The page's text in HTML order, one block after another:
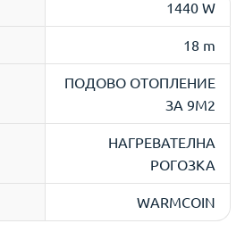
1440 W
18 m
ПОДОВО ОТОПЛЕНИЕ
ЗА 9M2
НАГРЕВАТЕЛНА
РОГОЗКА
WARMCOIN